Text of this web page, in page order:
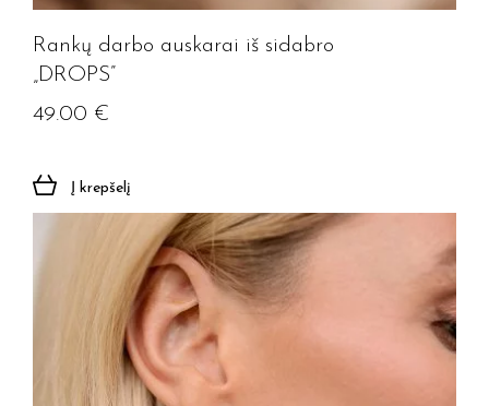
Rankų darbo auskarai iš sidabro
„DROPS”
49.00 €
Į krepšelį
Prenumeruoti